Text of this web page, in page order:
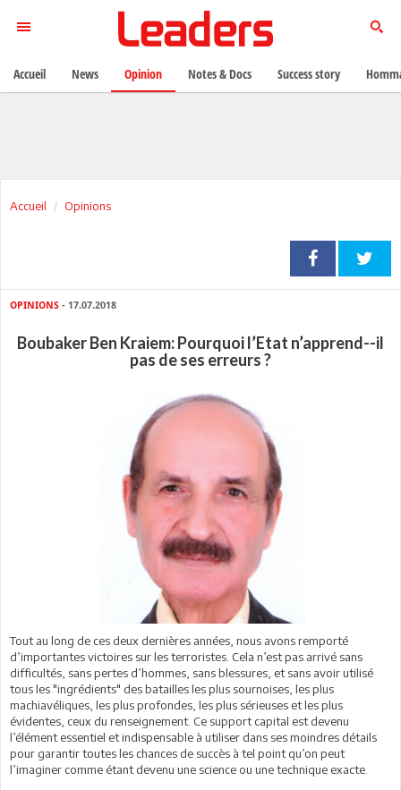
Accueil Opinions
OPINIONS - 17.07.2018
Boubaker Ben Kraiem: Pourquoi l’Etat n’apprend--il
pas de ses erreurs ?
Tout au long de ces deux dernières années, nous avons remporté
d’importantes victoires sur les terroristes. Cela n’est pas arrivé sans
difficultés, sans pertes d’hommes, sans blessures, et sans avoir utilisé
tous les "ingrédients" des batailles les plus sournoises, les plus
machiavéliques, les plus profondes, les plus sérieuses et les plus
évidentes, ceux du renseignement. Ce support capital est devenu
l’élément essentiel et indispensable à utiliser dans ses moindres détails
pour garantir toutes les chances de succès à tel point qu’on peut
l’imaginer comme étant devenu une science ou une technique exacte.
Accueil News Opinion Notes & Docs Success story